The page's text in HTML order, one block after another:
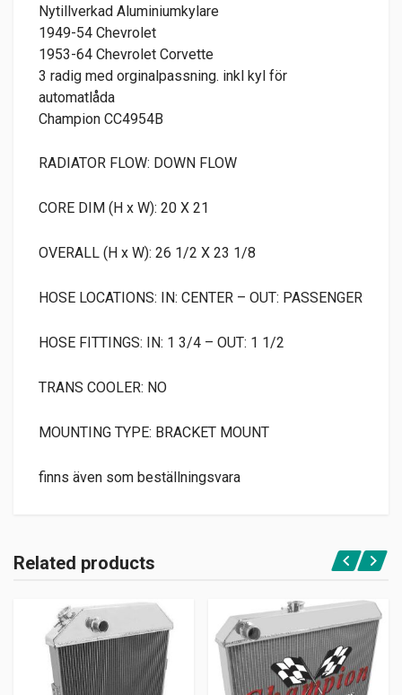
Nytillverkad Aluminiumkylare
1949-54 Chevrolet
1953-64 Chevrolet Corvette
3 radig med orginalpassning. inkl kyl för
automatlåda
Champion CC4954B
RADIATOR FLOW: DOWN FLOW
CORE DIM (H x W): 20 X 21
OVERALL (H x W): 26 1/2 X 23 1/8
HOSE LOCATIONS: IN: CENTER – OUT: PASSENGER
HOSE FITTINGS: IN: 1 3/4 – OUT: 1 1/2
TRANS COOLER: NO
MOUNTING TYPE: BRACKET MOUNT
finns även som beställningsvara
Related products